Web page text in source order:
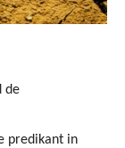
de
predikant in